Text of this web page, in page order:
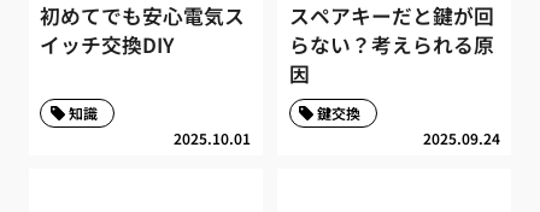
初めてでも安心電気ス
イッチ交換DIY
2025.10.01
知識
スペアキーだと鍵が回
らない？考えられる原
因
2025.09.24
鍵交換